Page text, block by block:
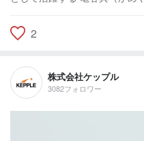
2
株式会社ケップル
3082フォロワー